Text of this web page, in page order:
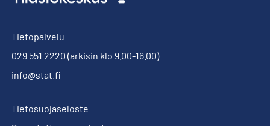
Tietopalvelu
029 551 2220 (arkisin klo 9.00-16.00)
info@stat.fi
Tietosuojaseloste